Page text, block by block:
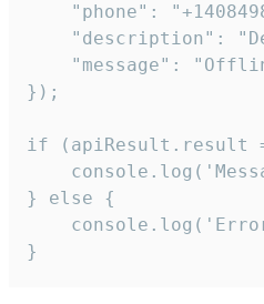
"phone":
"description":
"message":
});
if (apiResult.result
} else {
}